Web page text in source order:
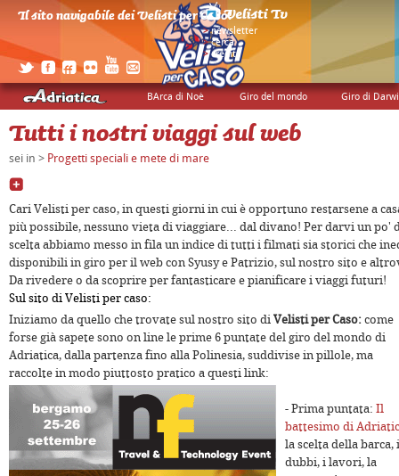
BArca di Noè Giro del mondo Giro di
Il sito navigabile dei Velisti per Caso!
> newsletter
> cerca
> credits
Tutti i nostri viaggi sul web
sei in > Progetti speciali e mete di mare
Cari Velisti per caso, in questi giorni in cui è opportuno restarsene a
più possibile, nessuno vieta di viaggiare... dal divano! Per darvi un po'
scelta abbiamo messo in fila un indice di tutti i filmati sia storici che
disponibili in giro per il web con Syusy e Patrizio, sul nostro sito e
Da rivedere o da scoprire per fantasticare e pianificare i viaggi futuri!
Sul sito di Velisti per caso:
Iniziamo da quello che trovate sul nostro sito di Velisti per Caso: come
forse già sapete sono on line le prime 6 puntate del giro del mondo di
Adriatica, dalla partenza fino alla Polinesia, suddivise in pillole, ma
raccolte in modo piuttosto pratico a questi link:
- Prima puntata: Il
battesimo di
la scelta della barca, i
dubbi, i lavori, la